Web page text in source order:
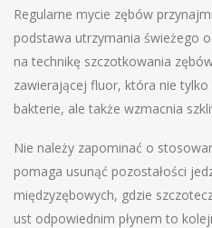
Regularne mycie zębów
podstawa utrzymania świeżego
na technikę szczotkowania
zawierającej fluor, która nie
bakterie, ale także wzmacnia
Nie należy zapominać o
pomaga usunąć pozostałości
międzyzębowych, gdzie
ust odpowiednim płynem to